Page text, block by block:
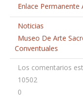
Enlace Permanente
Noticias
Museo De Arte
Conventuales
Los comentarios
10502
0